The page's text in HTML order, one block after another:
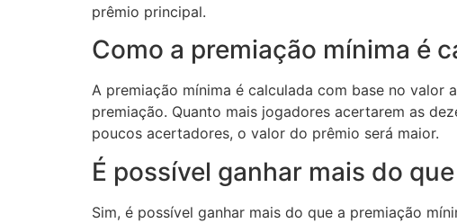
prêmio principal.
Como a premiação mínima é
A premiação mínima é calculada com base no
premiação. Quanto mais jogadores acertarem as
poucos acertadores, o valor do prêmio será maior.
É possível ganhar mais do
Sim, é possível ganhar mais do que a premiação